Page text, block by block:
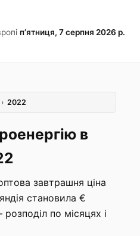
пʼятниця, 7 серпня 2026 р.
› 2022
в
завтрашня ціна
становила €
по місяцях і